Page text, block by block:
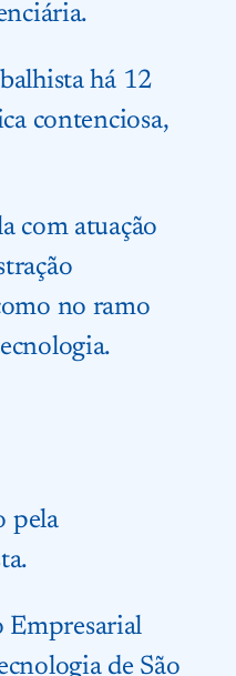
há 12
contenciosa,
com atuação
no ramo
pela
Empresarial
de São